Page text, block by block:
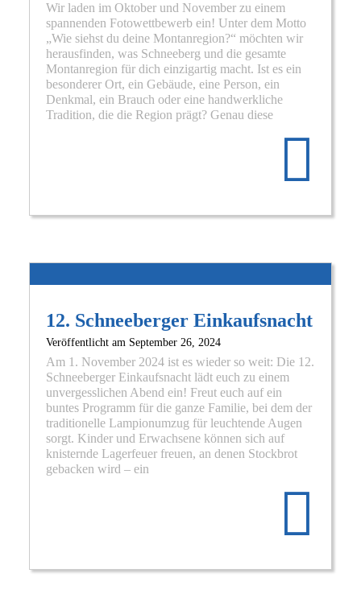
Wir laden im Oktober und November zu einem
spannenden Fotowettbewerb ein! Unter dem Motto
„Wie siehst du deine Montanregion?“ möchten wir
herausfinden, was Schneeberg und die gesamte
Montanregion für dich einzigartig macht. Ist es ein
besonderer Ort, ein Gebäude, eine Person, ein
Denkmal, ein Brauch oder eine handwerkliche
Tradition, die die Region prägt? Genau diese
–
auf
12. Schneeberger Einkaufsnacht
Veröffentlicht am September 26, 2024
Am 1. November 2024 ist es wieder so weit: Die 12.
Schneeberger Einkaufsnacht lädt euch zu einem
unvergesslichen Abend ein! Freut euch auf ein
buntes Programm für die ganze Familie, bei dem der
traditionelle Lampionumzug für leuchtende Augen
sorgt. Kinder und Erwachsene können sich auf
knisternde Lagerfeuer freuen, an denen Stockbrot
gebacken wird – ein
12.